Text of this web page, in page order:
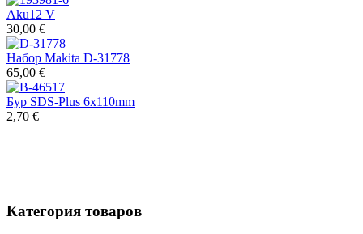
Aku12 V
30,00 €
Набор Makita D-31778
65,00 €
Бур SDS-Plus 6x110mm
2,70 €
Категория товаров